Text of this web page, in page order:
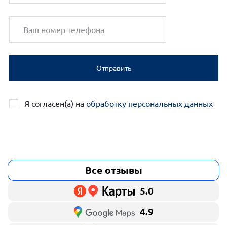
Отправить
Я согласен(а) на обработку персональных данных
Все отзывы
5.0
4.9